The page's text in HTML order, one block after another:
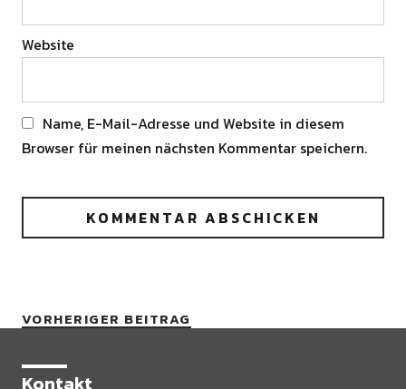
Website
Name, E-Mail-Adresse und Website in diesem
Browser für meinen nächsten Kommentar speichern.
VORHERIGER BEITRAG
Kontakt